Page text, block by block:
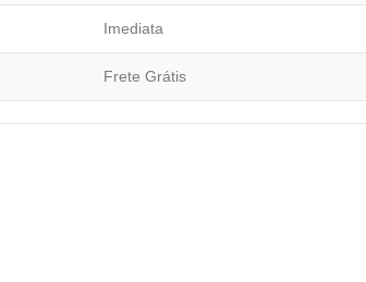
Imediata
Frete Grátis